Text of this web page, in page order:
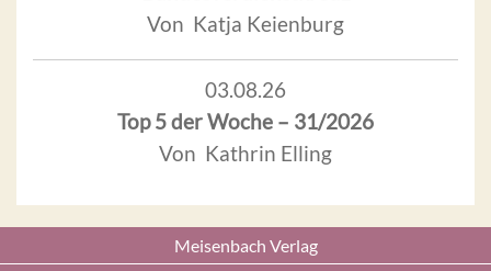
Von Katja Keienburg
03.08.26
Top 5 der Woche – 31/2026
Von Kathrin Elling
Meisenbach Verlag